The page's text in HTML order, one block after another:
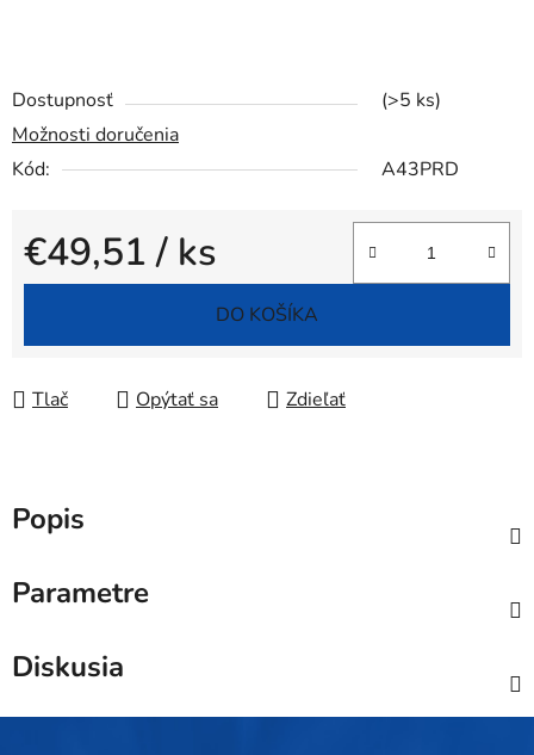
Dostupnosť
(>5 ks)
Možnosti doručenia
Kód:
A43PRD
€49,51/ ks
Jednotková cena:
DO KOŠÍKA
Tlač Opýtať sa Zdieľať
Popis
Parametre
Diskusia